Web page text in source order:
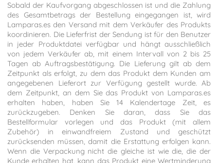
Sobald der Kaufvorgang abgeschlossen ist und die Zahlung
des Gesamtbetrags der Bestellung eingegangen ist, wird
Lamparas.es den Versand mit dem Verkäufer des Produkts
koordinieren. Die Lieferfrist der Sendung ist für den Benutzer
in jeder Produktdatei verfügbar und hängt ausschließlich
von jedem Verkäufer ab, mit einem Intervall von 2 bis 25
Tagen ab Auftragsbestätigung. Die Lieferung gilt ab dem
Zeitpunkt als erfolgt, zu dem das Produkt dem Kunden am
angegebenen Lieferort zur Verfügung gestellt wurde. Ab
dem Zeitpunkt, an dem Sie das Produkt von Lamparas.es
erhalten haben, haben Sie 14 Kalendertage Zeit, es
zurückzugeben. Denken Sie daran, dass Sie das
Bestellformular vorlegen und das Produkt (mit allem
Zubehör) in einwandfreiem Zustand und geschützt
zurücksenden müssen, damit die Erstattung erfolgen kann.
Wenn die Verpackung nicht die gleiche ist wie die, die der
Kunde erhalten hat, kann das Produkt eine Wertminderung